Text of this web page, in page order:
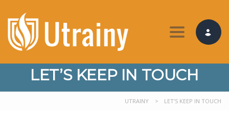
Toggle
LET’S KEEP IN TOUCH
UTRAINY > LET’S KEEP IN TOUCH